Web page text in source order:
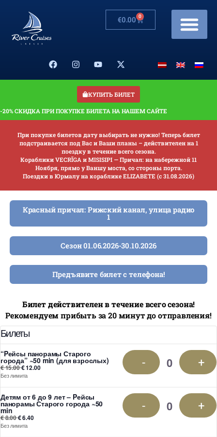
€0.00 0
КУПИТЬ БИЛЕТ
-20% СКИДКА ПРИ ПОКУПКЕ БИЛЕТА НА НАШЕМ САЙТЕ
При покупке билетов дату выбирать не нужно! Теперь билет
подстраивается под Вас и Ваши планы – действителен на 1
поездку в течение всего сезона.
Кораблики VECRĪGA и MISISIPI — Причал: на набережной 11
Ноября, прямо у Ваншу моста, со стороны порта.
Поездки в Юрмалу на кораблике ELIZABETE (с 31.08.2026)
Красный причал: Рижский канал, улица радио
1
Сезон 01.06.2026-30.10.2026
Предъявите билет с телефона!
Билет действителен в течение всего сезона!
Рекомендуем прибыть за 20 минут до отправления!
Билеты
“Pейсы панорамы Старого
города” ~50 min (для взрослых)
€15.00€12.00
Без лимита
- +
Детям от 6 до 9 лет – Pейсы
панорамы Старого города ~50
min
€8.00€6.40
Без лимита
- +